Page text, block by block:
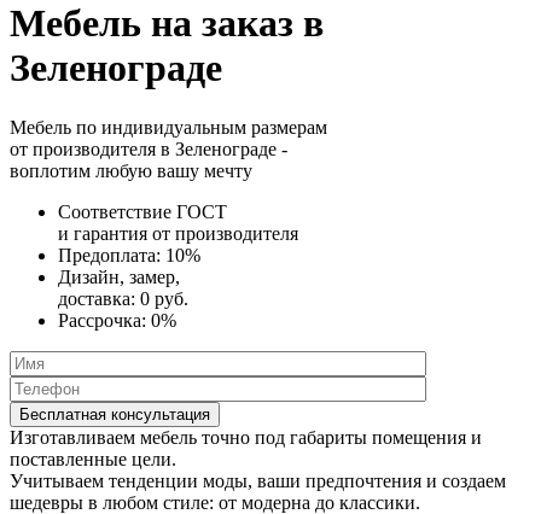
Мебель на заказ в
Зеленограде
Мебель по индивидуальным размерам
от производителя в Зеленограде -
воплотим любую вашу мечту
Соответствие ГОСТ
и гарантия от производителя
Предоплата: 10%
Дизайн, замер,
доставка: 0 руб.
Рассрочка: 0%
Изготавливаем мебель точно под габариты помещения и
поставленные цели.
Учитываем тенденции моды, ваши предпочтения и создаем
шедевры в любом стиле: от модерна до классики.